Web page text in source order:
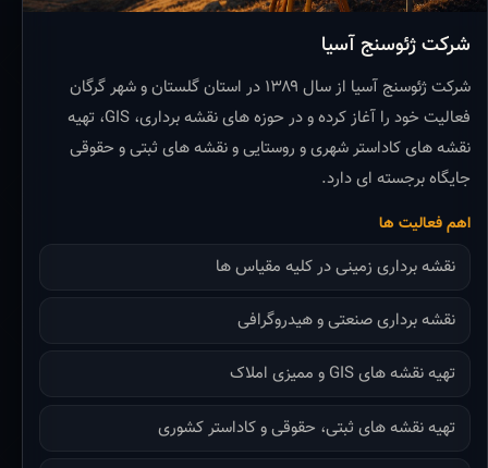
شرکت ژئوسنج آسیا
شرکت ژئوسنج آسیا از سال ۱۳۸۹ در استان گلستان و شهر گرگان
فعالیت خود را آغاز کرده و در حوزه های نقشه برداری، GIS، تهیه
نقشه های کاداستر شهری و روستایی و نقشه های ثبتی و حقوقی
جایگاه برجسته ای دارد.
اهم فعالیت ها
نقشه برداری زمینی در کلیه مقیاس ها
نقشه برداری صنعتی و هیدروگرافی
تهیه نقشه های GIS و ممیزی املاک
تهیه نقشه های ثبتی، حقوقی و کاداستر کشوری